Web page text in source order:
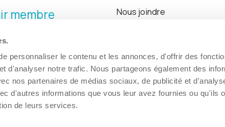
personnaliser le contenu et les annonces, d'offrir des
d'analyser notre trafic. Nous partageons également des
nos partenaires de médias sociaux, de publicité et
d'autres informations que vous leur avez fournies ou qu'ils
de leurs services.
membre
Nous joindre